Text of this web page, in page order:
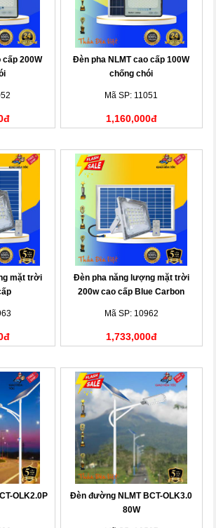
cấp 200W
Đèn pha NLMT cao cấp 100W
chống chói
Mã SP: 11051
1,160,000đ
mặt trời
Đèn pha năng lượng mặt trời
200w cao cấp Blue Carbon
Mã SP: 10962
1,733,000đ
OLK2.0P
Đèn đường NLMT BCT-OLK3.0
80W